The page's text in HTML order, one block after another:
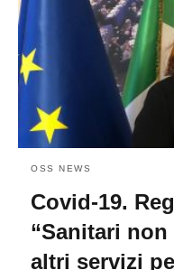
OSS NEWS
Covid-19.
“Sanitari
altri servizi